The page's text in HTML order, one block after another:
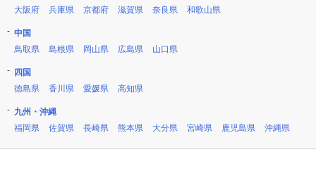
大阪府
兵庫県 京都府 滋賀県 奈良県 和歌山県
中国
鳥取県
島根県 岡山県 広島県 山口県
四国
徳島県
香川県 愛媛県 高知県
九州・沖縄
福岡県
佐賀県 長崎県 熊本県 大分県 宮崎県 鹿児島県 沖縄県